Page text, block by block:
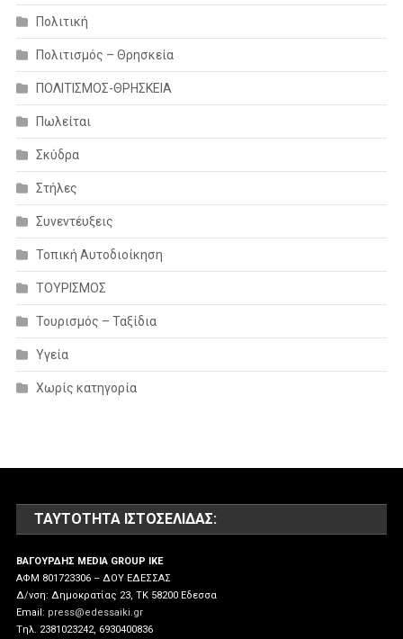
Πολιτική
Πολιτισμός – Θρησκεία
ΠΟΛΙΤΙΣΜΟΣ-ΘΡΗΣΚΕΙΑ
Πωλείται
Σκύδρα
Στήλες
Συνεντέυξεις
Τοπική Αυτοδιοίκηση
ΤΟΥΡΙΣΜΟΣ
Τουρισμός – Ταξίδια
Υγεία
Χωρίς κατηγορία
ΤΑΥΤΌΤΗΤΑ ΙΣΤΟΣΕΛΊΔΑΣ:
ΒΑΓΟΥΡΔΗΣ MEDIA GROUP IKE
ΑΦΜ 801723306 – ΔΟΥ ΕΔΕΣΣΑΣ
Δ/νση: Δημοκρατίας 23, ΤΚ 58200 Εδεσσα
Email: press@edessaiki.gr
Tηλ. 2381023242, 6930400836